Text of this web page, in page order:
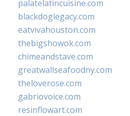
palatelatincuisine.com
blackdoglegacy.com
eatvivahouston.com
thebigshowok.com
chimeandstave.com
greatwallseafoodny.com
theloverose.com
gabriovoice.com
resinflowart.com